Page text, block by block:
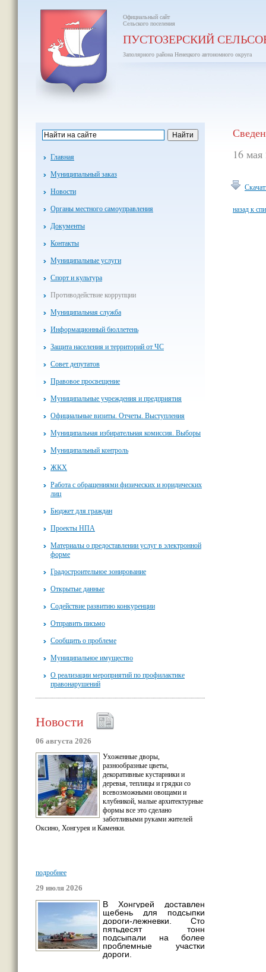
Официальный сайт
Сельского поселения
ПУСТОЗЕРСКИЙ
Заполярного района Ненецкого автономного округа
Главная
Муниципальный заказ
Новости
Органы местного самоуправления
Документы
Контакты
Муниципальные услуги
Спорт и культура
Противодействие коррупции
Муниципальная служба
Информационный бюллетень
Защита населения и территорий от ЧС
Совет депутатов
Правовое просвещение
Муниципальные учреждения и предприятия
Официальные визиты. Отчеты. Выступления
Муниципальная избирательная комиссия. Выборы
Муниципальный контроль
ЖКХ
Работа с обращениями физических и юридических
лиц
Бюджет для граждан
Проекты НПА
Материалы о предоставлении услуг в электронной
форме
Градостроительное зонирование
Открытые данные
Содействие развитию конкуренции
Отправить письмо
Сообщить о проблеме
Муниципальное имущество
О реализации мероприятий по профилактике
правонарушений
Новости
06 августа 2026
Ухоженные дворы,
разнообразные цветы,
декоративные кустарники и
деревья, теплицы и грядки со
всевозможными овощами и
клубникой, малые архитектурные
формы все это сделано
заботливыми руками жителей
Оксино, Хонгурея и Каменки.
подробнее
29 июля 2026
В Хонгурей доставлен
щебень для подсыпки
дороги-лежневки. Сто
пятьдесят тонн
подсыпали на более
проблемные участки
дороги.
16 мая
назад к